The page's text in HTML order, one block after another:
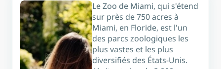
Le Zoo de Miami, qui s'étend
sur près de 750 acres à
Miami, en Floride, est l'un
des parcs zoologiques les
plus vastes et les plus
diversifiés des États-Unis.